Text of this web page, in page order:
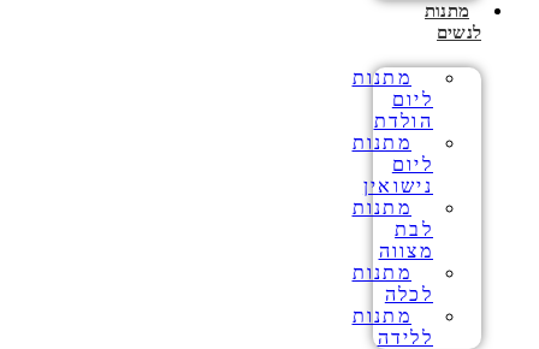
מתנות
לנשים
מתנות
ליום
הולדת
מתנות
ליום
נישואין
מתנות
לבת
מצווה
מתנות
לכלה
מתנות
ללידה